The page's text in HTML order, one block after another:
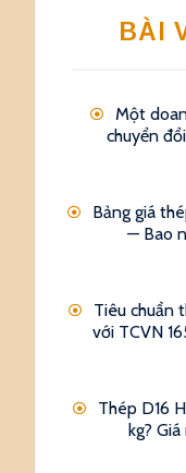
BÀI
Một
chuyển
Bảng giá
— Bao
Tiêu chuẩn
với TCVN
Thép D16
kg?